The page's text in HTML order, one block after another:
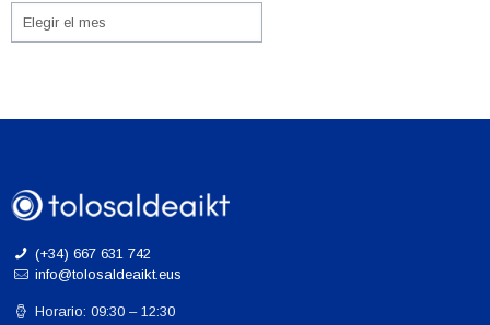
(+34) 667 631 742
info@tolosaldeaikt.eus
Horario: 09:30 – 12:30